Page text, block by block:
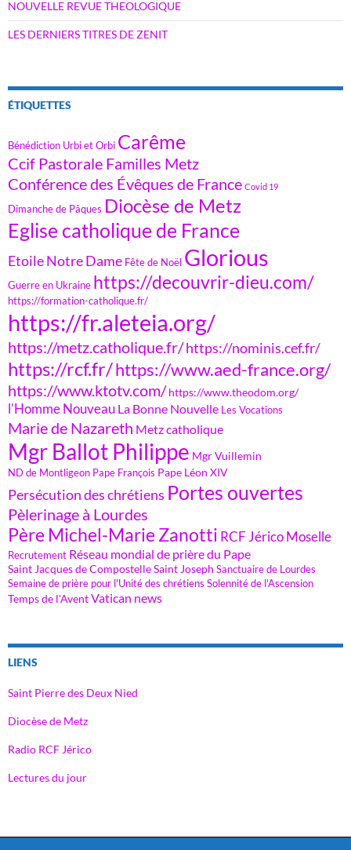
NOUVELLE REVUE THEOLOGIQUE
LES DERNIERS TITRES DE ZENIT
ÉTIQUETTES
Bénédiction Urbi et Orbi Carême
Ccif Pastorale Familles Metz
Conférence des Évêques de France Covid 19
Dimanche de Pâques Diocèse de Metz
Eglise catholique de France
Etoile Notre Dame Fête de Noël Glorious
Guerre en Ukraine https://decouvrir-dieu.com/
https://formation-catholique.fr/
https://fr.aleteia.org/
https://metz.catholique.fr/https://nominis.cef.fr/
https://rcf.fr/https://www.aed-france.org/
https://www.ktotv.com/ https://www.theodom.org/
l'Homme Nouveau La Bonne Nouvelle Les Vocations
Marie de Nazareth Metz catholique
Mgr Ballot Philippe Mgr Vuillemin
ND de Montligeon Pape François Pape Léon XIV
Persécution des chrétiens Portes ouvertes
Pèlerinage à Lourdes
Père Michel-Marie Zanotti RCF Jérico Moselle
Recrutement Réseau mondial de prière du Pape
Saint Jacques de CompostelleSaint Joseph Sanctuaire de Lourdes
Semaine de prière pour l'Unité des chrétiens Solennité de l'Ascension
Temps de l'AventVatican news
LIENS
Saint Pierre des Deux Nied
Diocèse de Metz
Radio RCF Jérico
Lectures du jour